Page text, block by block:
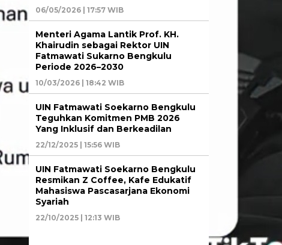
06/05/2026 | 17:57 WIB
Menteri Agama Lantik Prof. KH.
Khairudin sebagai Rektor UIN
Fatmawati Sukarno Bengkulu
Periode 2026–2030
10/03/2026 | 18:42 WIB
UIN Fatmawati Soekarno Bengkulu
Teguhkan Komitmen PMB 2026
Yang Inklusif dan Berkeadilan
22/12/2025 | 15:56 WIB
UIN Fatmawati Soekarno Bengkulu
Resmikan Z Coffee, Kafe Edukatif
Mahasiswa Pascasarjana Ekonomi
Syariah
22/10/2025 | 12:13 WIB